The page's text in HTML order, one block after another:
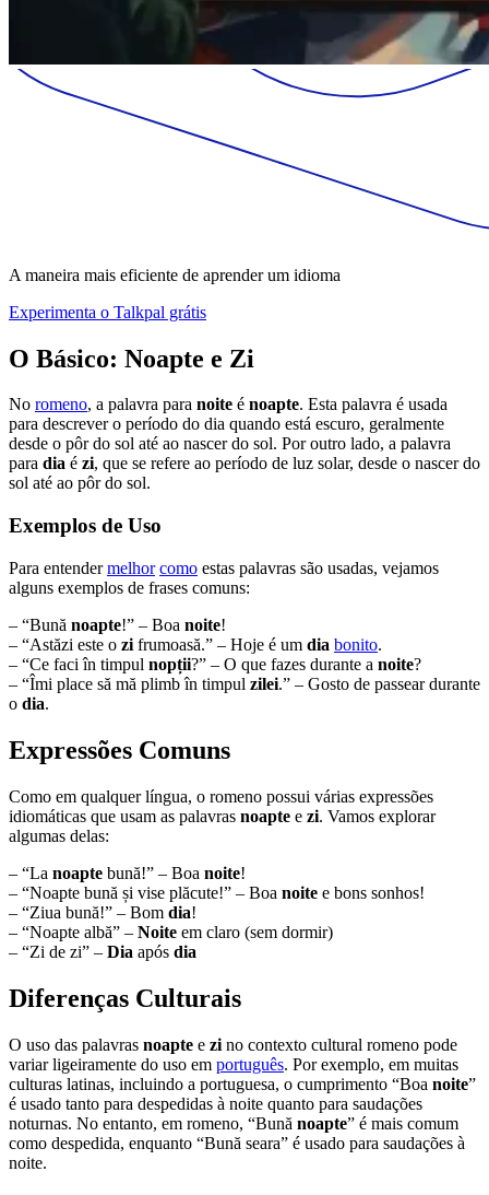
A maneira mais eficiente de aprender um idioma
Experimenta o Talkpal grátis
O Básico: Noapte e Zi
No romeno, a palavra para noite é noapte. Esta palavra é usada
para descrever o período do dia quando está escuro, geralmente
desde o pôr do sol até ao nascer do sol. Por outro lado, a palavra
para dia é zi, que se refere ao período de luz solar, desde o nascer do
sol até ao pôr do sol.
Exemplos de Uso
Para entendermelhor como estas palavras são usadas, vejamos
alguns exemplos de frases comuns:
– “Bună noapte!” – Boa noite!
– “Astăzi este o zi frumoasă.” – Hoje é um dia bonito.
– “Ce faci în timpul nopții?” – O que fazes durante a noite?
– “Îmi place să mă plimb în timpul zilei.” – Gosto de passear durante
o dia.
Expressões Comuns
Como em qualquer língua, o romeno possui várias expressões
idiomáticas que usam as palavras noapte e zi. Vamos explorar
algumas delas:
– “La noapte bună!” – Boa noite!
– “Noapte bună și vise plăcute!” – Boa noite e bons sonhos!
– “Ziua bună!” – Bom dia!
– “Noapte albă” – Noite em claro (sem dormir)
– “Zi de zi” – Dia após dia
Diferenças Culturais
O uso das palavras noapte e zi no contexto cultural romeno pode
variar ligeiramente do uso em português. Por exemplo, em muitas
culturas latinas, incluindo a portuguesa, o cumprimento “Boa noite”
é usado tanto para despedidas à noite quanto para saudações
noturnas. No entanto, em romeno, “Bună noapte” é mais comum
como despedida, enquanto “Bună seara” é usado para saudações à
noite.